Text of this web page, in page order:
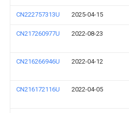
CN222757313U 2025-04-15
CN217260977U 2022-08-23
CN216266946U 2022-04-12
CN216172116U 2022-04-05